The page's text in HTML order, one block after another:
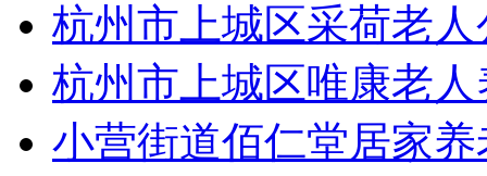
杭州市上城区采荷老人
杭州市上城区唯康老
小营街道佰仁堂居家